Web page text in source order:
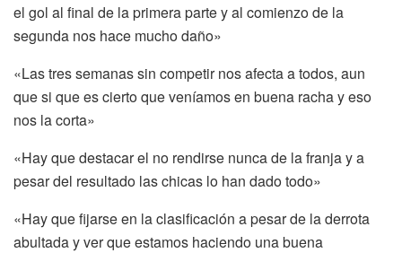
el gol al final de la primera parte y al comienzo de la
segunda nos hace mucho daño»
«Las tres semanas sin competir nos afecta a todos, aun
que si que es cierto que veníamos en buena racha y eso
nos la corta»
«Hay que destacar el no rendirse nunca de la franja y a
pesar del resultado las chicas lo han dado todo»
«Hay que fijarse en la clasificación a pesar de la derrota
abultada y ver que estamos haciendo una buena